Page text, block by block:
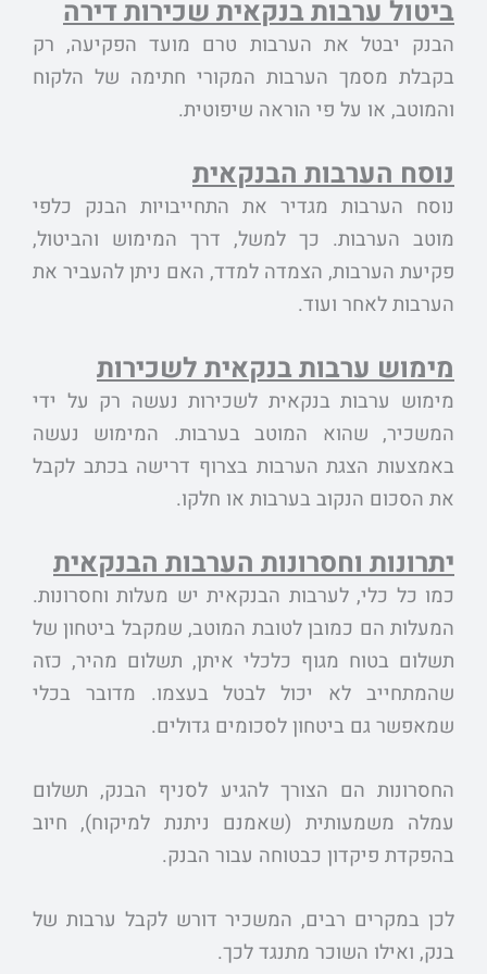
ביטול ערבות בנקאית שכירות דירה
הבנק יבטל את הערבות טרם מועד הפקיעה, רק
בקבלת מסמך הערבות המקורי חתימה של הלקוח
והמוטב, או על פי הוראה שיפוטית.
נוסח הערבות הבנקאית
נוסח הערבות מגדיר את התחייבויות הבנק כלפי
מוטב הערבות. כך למשל, דרך המימוש והביטול,
פקיעת הערבות, הצמדה למדד, האם ניתן להעביר את
הערבות לאחר ועוד.
מימוש ערבות בנקאית לשכירות
מימוש ערבות בנקאית לשכירות נעשה רק על ידי
המשכיר, שהוא המוטב בערבות. המימוש נעשה
באמצעות הצגת הערבות בצרוף דרישה בכתב לקבל
את הסכום הנקוב בערבות או חלקו.
יתרונות וחסרונות הערבות הבנקאית
כמו כל כלי, לערבות הבנקאית יש מעלות וחסרונות.
המעלות הם כמובן לטובת המוטב, שמקבל ביטחון של
תשלום בטוח מגוף כלכלי איתן, תשלום מהיר, כזה
שהמתחייב לא יכול לבטל בעצמו. מדובר בכלי
שמאפשר גם ביטחון לסכומים גדולים.
החסרונות הם הצורך להגיע לסניף הבנק, תשלום
עמלה משמעותית (שאמנם ניתנת למיקוח), חיוב
בהפקדת פיקדון כבטוחה עבור הבנק.
לכן במקרים רבים, המשכיר דורש לקבל ערבות של
בנק, ואילו השוכר מתנגד לכך.